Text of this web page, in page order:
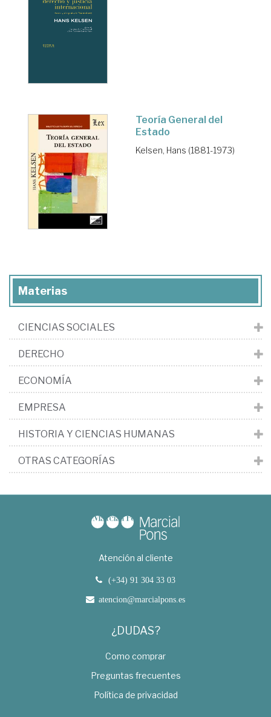
Teoría General del
Estado
Kelsen, Hans (1881-1973)
Materias
CIENCIAS SOCIALES
DERECHO
ECONOMÍA
EMPRESA
HISTORIA Y CIENCIAS HUMANAS
OTRAS CATEGORÍAS
Atención al cliente
(+34) 91 304 33 03
atencion@marcialpons.es
¿DUDAS?
Como comprar
Preguntas frecuentes
Política de privacidad